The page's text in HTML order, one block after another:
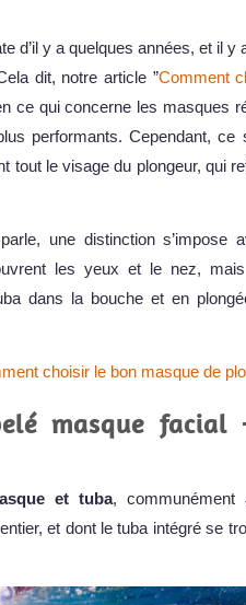
d’il y a quelques années, et il y
dit, notre article ”Comment
ce qui concerne les masques
performants. Cependant, ce
tout le visage du plongeur, qui
une distinction s’impose
les yeux et le nez,
dans la bouche et en
choisir le bon masque de
masque facial
et tuba, communément
et dont le tuba intégré se